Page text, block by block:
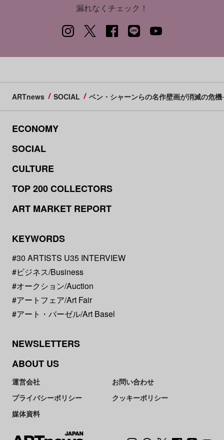
漏れなくチェック！
ARTnews SOCIAL ベン・シャーンらの名作壁画が消滅の危
ECONOMY
SOCIAL
CULTURE
TOP 200 COLLECTORS
ART MARKET REPORT
KEYWORDS
#30 ARTISTS U35 INTERVIEW
#ビジネス/Business
#オークション/Auction
#アートフェア/Art Fair
#アート・バーゼル/Art Basel
NEWSLETTERS
ABOUT US
運営会社
お問い合わせ
プライバシーポリシー
クッキーポリシー
媒体資料